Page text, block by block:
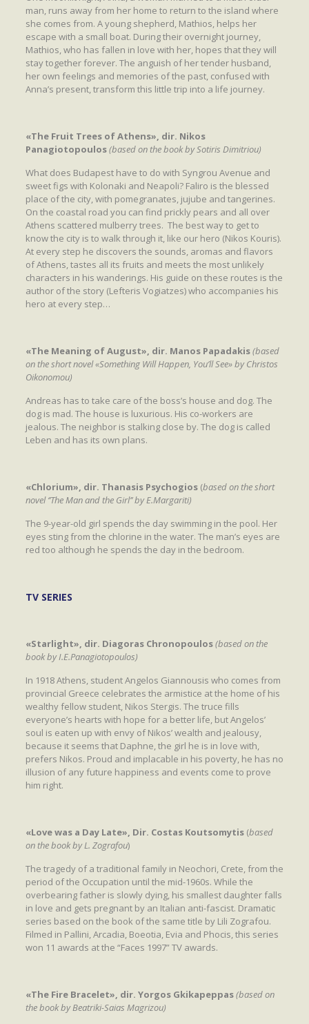
man, runs away from her home to return to the island where
she comes from. A young shepherd, Mathios, helps her
escape with a small boat. During their overnight journey,
Mathios, who has fallen in love with her, hopes that they will
stay together forever. The anguish of her tender husband,
her own feelings and memories of the past, confused with
Anna’s present, transform this little trip into a life journey.
«The Fruit Trees of Athens», dir. Nikos
Panagiotopoulos(based on the book by Sotiris Dimitriou)
What does Budapest have to do with Syngrou Avenue and
sweet figs with Kolonaki and Neapoli? Faliro is the blessed
place of the city, with pomegranates, jujube and tangerines.
On the coastal road you can find prickly pears and all over
Athens scattered mulberry trees. The best way to get to
know the city is to walk through it, like our hero (Nikos Kouris).
At every step he discovers the sounds, aromas and flavors
of Athens, tastes all its fruits and meets the most unlikely
characters in his wanderings. His guide on these routes is the
author of the story (Lefteris Vogiatzes) who accompanies his
hero at every step…
«The Meaning of August», dir. Manos Papadakis(based
on the short novel «Something Will Happen, You’ll See» by Christos
Oikonomou)
Andreas has to take care of the boss’s house and dog. The
dog is mad. The house is luxurious. His co-workers are
jealous. The neighbor is stalking close by. The dog is called
Leben and has its own plans.
«Chlorium», dir. Thanasis Psychogios(based on the short
novel ‘’The Man and the Girl’’ by E.Margariti)
The 9-year-old girl spends the day swimming in the pool. Her
eyes sting from the chlorine in the water. The man’s eyes are
red too although he spends the day in the bedroom.
TV SERIES
«Starlight», dir. Diagoras Chronopoulos(based on the
book by I.E.Panagiotopoulos)
In 1918 Athens, student Angelos Giannousis who comes from
provincial Greece celebrates the armistice at the home of his
wealthy fellow student, Nikos Stergis. The truce fills
everyone’s hearts with hope for a better life, but Angelos’
soul is eaten up with envy of Nikos’ wealth and jealousy,
because it seems that Daphne, the girl he is in love with,
prefers Nikos. Proud and implacable in his poverty, he has no
illusion of any future happiness and events come to prove
him right.
«Love was a Day Late», Dir. Costas Koutsomytis (based
on the book by L. Zografou)
The tragedy of a traditional family in Neochori, Crete, from the
period of the Occupation until the mid-1960s. While the
overbearing father is slowly dying, his smallest daughter falls
in love and gets pregnant by an Italian anti-fascist. Dramatic
series based on the book of the same title by Lili Zografou.
Filmed in Pallini, Arcadia, Boeotia, Evia and Phocis, this series
won 11 awards at the “Faces 1997” TV awards.
«The Fire Bracelet», dir. Yorgos Gkikapeppas(based on
the book by Beatriki-Saias Magrizou)